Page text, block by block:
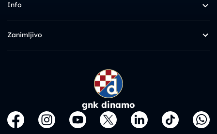
Info
Zanimljivo
gnk dinamo